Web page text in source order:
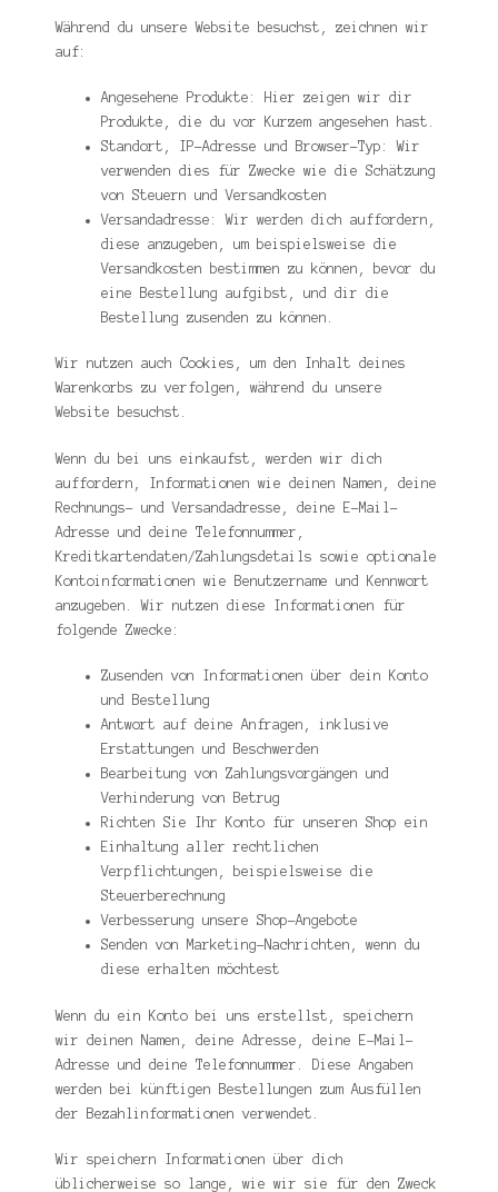
Während du unsere Website besuchst, zeichnen wir
auf:
Angesehene Produkte: Hier zeigen wir dir
Produkte, die du vor Kurzem angesehen hast.
Standort, IP-Adresse und Browser-Typ: Wir
verwenden dies für Zwecke wie die Schätzung
von Steuern und Versandkosten
Versandadresse: Wir werden dich auffordern,
diese anzugeben, um beispielsweise die
Versandkosten bestimmen zu können, bevor du
eine Bestellung aufgibst, und dir die
Bestellung zusenden zu können.
Wir nutzen auch Cookies, um den Inhalt deines
Warenkorbs zu verfolgen, während du unsere
Website besuchst.
Wenn du bei uns einkaufst, werden wir dich
auffordern, Informationen wie deinen Namen, deine
Rechnungs- und Versandadresse, deine E-Mail-
Adresse und deine Telefonnummer,
Kreditkartendaten/Zahlungsdetails sowie optionale
Kontoinformationen wie Benutzername und Kennwort
anzugeben. Wir nutzen diese Informationen für
folgende Zwecke:
Zusenden von Informationen über dein Konto
und Bestellung
Antwort auf deine Anfragen, inklusive
Erstattungen und Beschwerden
Bearbeitung von Zahlungsvorgängen und
Verhinderung von Betrug
Richten Sie Ihr Konto für unseren Shop ein
Einhaltung aller rechtlichen
Verpflichtungen, beispielsweise die
Steuerberechnung
Verbesserung unsere Shop-Angebote
Senden von Marketing-Nachrichten, wenn du
diese erhalten möchtest
Wenn du ein Konto bei uns erstellst, speichern
wir deinen Namen, deine Adresse, deine E-Mail-
Adresse und deine Telefonnummer. Diese Angaben
werden bei künftigen Bestellungen zum Ausfüllen
der Bezahlinformationen verwendet.
Wir speichern Informationen über dich
üblicherweise so lange, wie wir sie für den Zweck